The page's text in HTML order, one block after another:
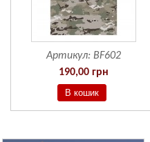
Артикул: BF602
190,00 грн